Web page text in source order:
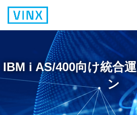
IBM i AS/400向け統合
ン